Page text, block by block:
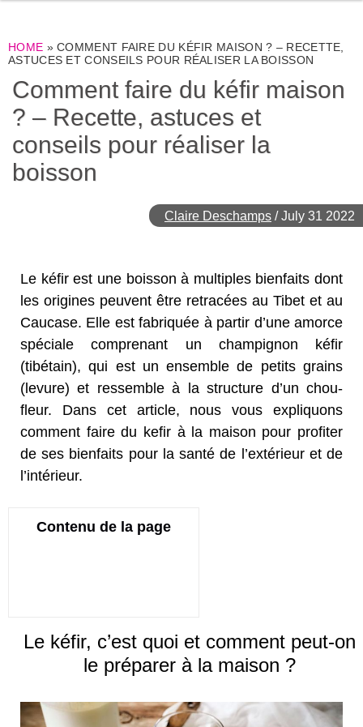
HOME »COMMENT FAIRE DU KÉFIR MAISON ? – RECETTE,
ASTUCES ET CONSEILS POUR RÉALISER LA BOISSON
Comment faire du kéfir maison
? – Recette, astuces et
conseils pour réaliser la
boisson
Claire Deschamps /July 31 2022
Le kéfir est une boisson à multiples bienfaits dont
les origines peuvent être retracées au Tibet et au
Caucase. Elle est fabriquée à partir d’une amorce
spéciale comprenant un champignon kéfir
(tibétain), qui est un ensemble de petits grains
(levure) et ressemble à la structure d’un chou-
fleur. Dans cet article, nous vous expliquons
comment faire du kefir à la maison pour profiter
de ses bienfaits pour la santé de l’extérieur et de
l’intérieur.
Contenu de la page
Le kéfir, c’est quoi et comment peut-on
le préparer à la maison ?